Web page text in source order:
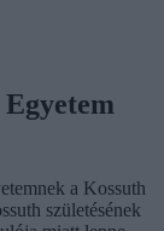
a Kossuth
születésének